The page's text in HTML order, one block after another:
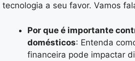
tecnologia a seu favor. Vamos
Por que é importante
domésticos: Entenda
financeira pode impactar